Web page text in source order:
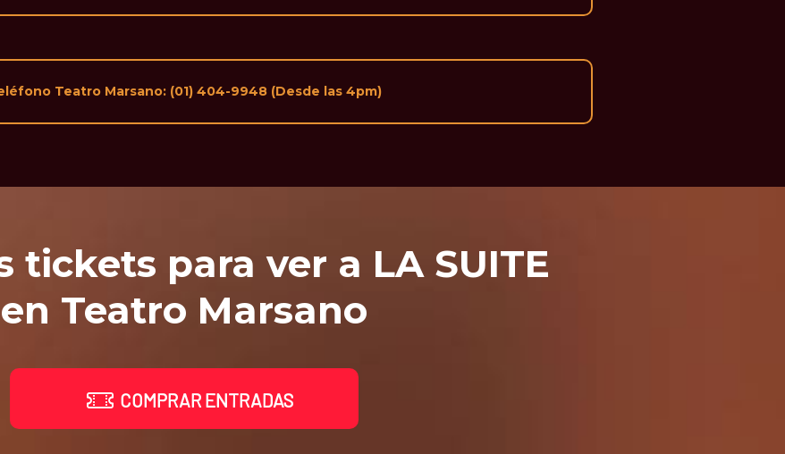
Teatro Marsano: (01) 404-9948 (Desde las 4pm)
tickets para ver a LA SUITE
en Teatro Marsano
COMPRAR ENTRADAS